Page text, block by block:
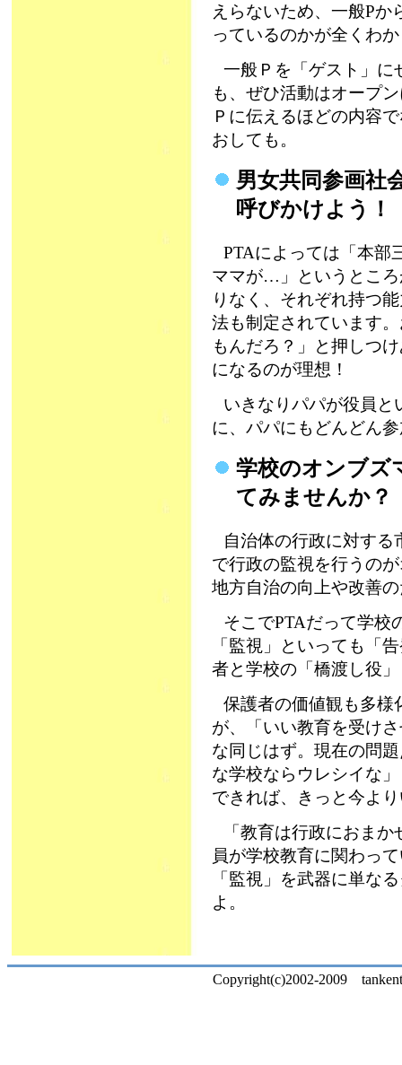
えらないため、一般P
っているのかが全くわ
一般Ｐを「ゲスト」に
も、ぜひ活動はオープ
Ｐに伝えるほどの内容
おしても。
男女共同参画社
呼びかけよう
PTAによっては「本部
ママが…」というとこ
りなく、それぞれ持つ
法も制定されています
もんだろ？」と押しつ
になるのが理想！
いきなりパパが役員と
に、パパにもどんどん
学校のオンブズ
てみませんか？
自治体の行政に対す
で行政の監視を行うの
地方自治の向上や改善
そこでPTAだって学校
「監視」といっても「
者と学校の「橋渡し役
保護者の価値観も多様
が、「いい教育を受け
な同じはず。現在の問
な学校ならウレシイな
できれば、きっと今よ
「教育は行政におま
員が学校教育に関わっ
「監視」を武器に単な
よ。
Copyright(c)2002-2009